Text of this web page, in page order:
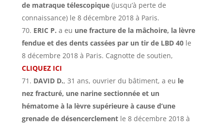
de matraque télescopique(jusqu’à perte de
connaissance) le 8 décembre 2018 à Paris.
ERIC P. a eu une fracture de la mâchoire, la lèvre
fendue et des dents cassées par un tir de LBD 40le
8 décembre 2018 à Paris. Cagnotte de soutien,
CLIQUEZ ICI
DAVID D., 31 ans, ouvrier du bâtiment, a eu le
nez fracturé, une narine sectionnée et un
hématome à la lèvre supérieure à cause d’une
grenade de désencerclementle 8 décembre 2018 à